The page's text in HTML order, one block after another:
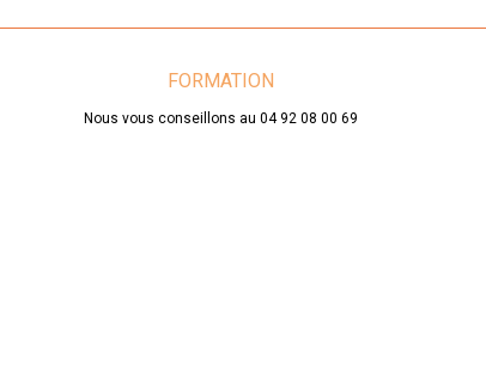
que notre sélection de correcteurs et anti-
de nouvelles techniques pour améliorer vos
FORMATION
Nous vous conseillons au 04 92 08 00 69